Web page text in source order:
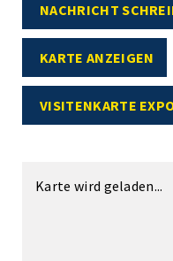
NACHRICHT
KARTE ANZEIGEN
VISITENKARTE
Karte wird geladen...